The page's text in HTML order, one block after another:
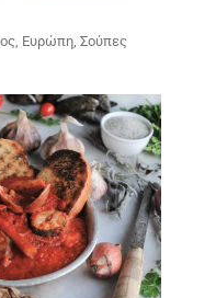
Ευρώπη, Σούπες